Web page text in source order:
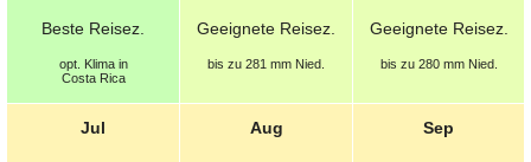
Beste Reisez.
opt. Klima in
Costa Rica
Geeignete Reisez.
bis zu 281 mm Nied.
Geeignete Reisez.
bis zu 280 mm Nied.
Jul Aug Sep